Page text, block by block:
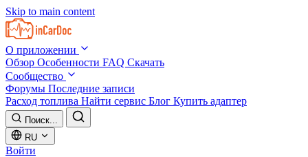
Skip to main content
О приложении
Обзор Особенности FAQ Скачать
Сообщество
Форумы Последние записи
Расход топлива Найти сервис Блог Купить адаптер
Поиск...
RU
Войти